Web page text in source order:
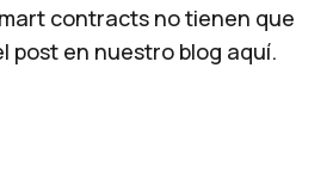
contracts no tienen que
post en nuestro blog aquí.